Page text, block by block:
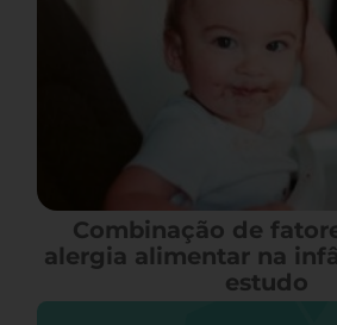
Combinação de
alergia alimentar na
estudo